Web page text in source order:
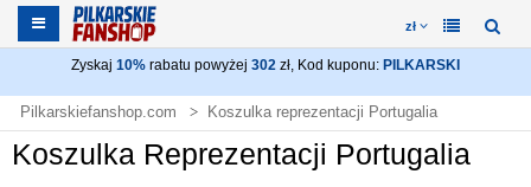
zł
Zyskaj 10% rabatu powyżej 302 zł, Kod kuponu: PILKARSKI
Pilkarskiefanshop.com Koszulka reprezentacji Portugalia
Koszulka Reprezentacji Portugalia